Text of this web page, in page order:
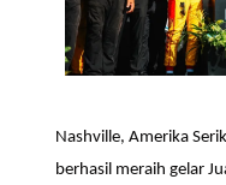
Nashville, Amerika
berhasil meraih gelar